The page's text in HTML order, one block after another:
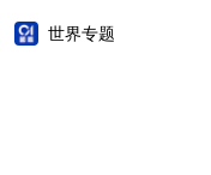
世界专题